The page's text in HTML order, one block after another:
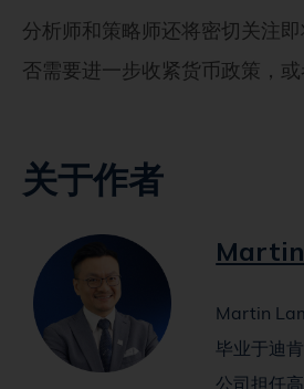
分析师和策略师还将密切关注
否需要进一步收紧货币政策，
关于作者
Martin
毕业于迪
公司担任